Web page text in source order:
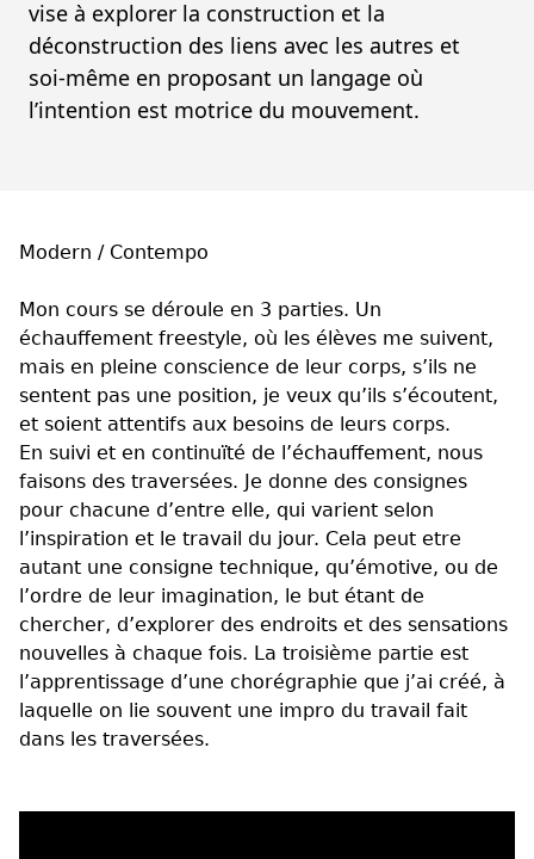
vise à explorer la construction et la
déconstruction des liens avec les autres et
soi-même en proposant un langage où
l’intention est motrice du mouvement.
Modern / Contempo
Mon cours se déroule en 3 parties. Un
échauffement freestyle, où les élèves me suivent,
mais en pleine conscience de leur corps, s’ils ne
sentent pas une position, je veux qu’ils s’écoutent,
et soient attentifs aux besoins de leurs corps.
En suivi et en continuïté de l’échauffement, nous
faisons des traversées. Je donne des consignes
pour chacune d’entre elle, qui varient selon
l’inspiration et le travail du jour. Cela peut etre
autant une consigne technique, qu’émotive, ou de
l’ordre de leur imagination, le but étant de
chercher, d’explorer des endroits et des sensations
nouvelles à chaque fois. La troisième partie est
l’apprentissage d’une chorégraphie que j’ai créé, à
laquelle on lie souvent une impro du travail fait
dans les traversées.